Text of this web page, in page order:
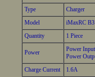
Type
Charger
Model
iMaxRC B3
Quantity
1 Piece
Power
Power
Power
Charge Current
1.6A